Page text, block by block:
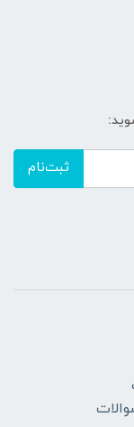
ثبت‌نام
سوالات